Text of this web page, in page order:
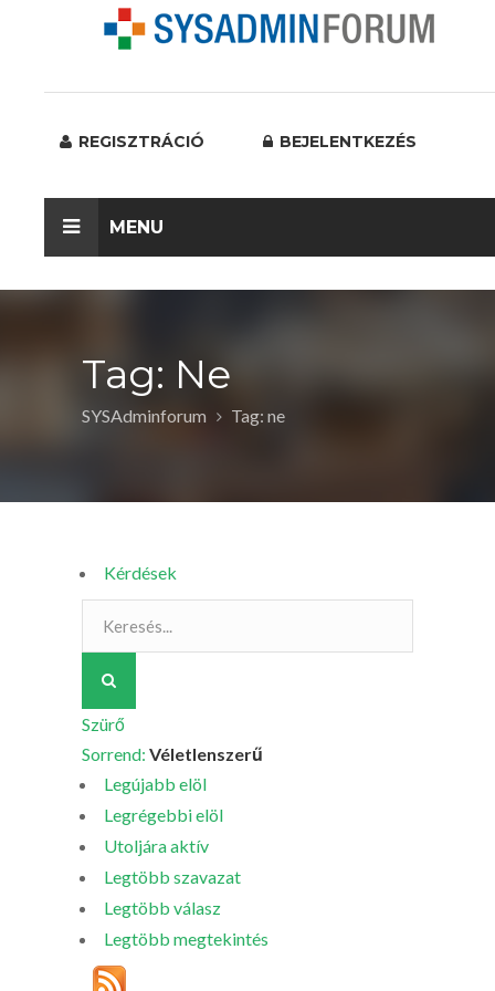
REGISZTRÁCIÓ BEJELENTKEZÉS
MENU
Tag: Ne
SYSAdminforum Tag: ne
Kérdések
Szürő
Sorrend: Véletlenszerű
Legújabb elöl
Legrégebbi elöl
Utoljára aktív
Legtöbb szavazat
Legtöbb válasz
Legtöbb megtekintés